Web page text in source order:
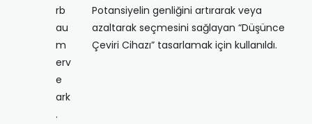
rb
au
m
erv
e
ark
.
Potansiyelin genliğini artırarak veya
azaltarak seçmesini sağlayan “Düşünce
Çeviri Cihazı” tasarlamak için kullanıldı.